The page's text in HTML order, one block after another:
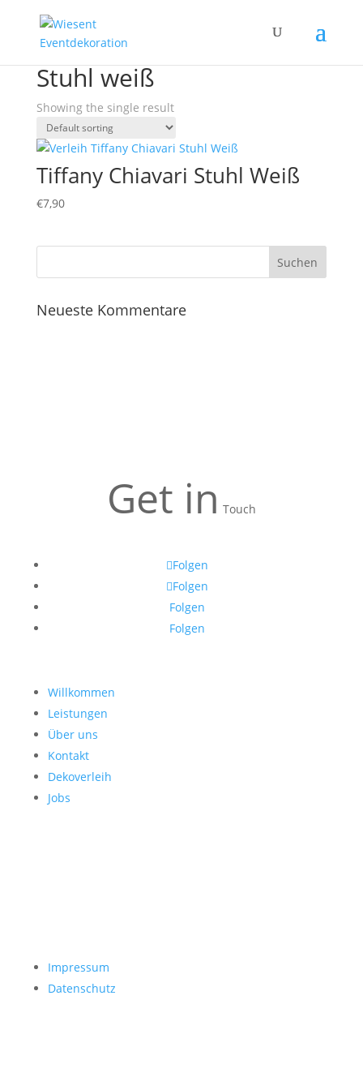
Stuhl weiß
Showing the single result
Tiffany Chiavari Stuhl Weiß
€7,90
Neueste Kommentare
Get in Touch
Folgen
Folgen
Folgen
Folgen
Willkommen
Leistungen
Über uns
Kontakt
Dekoverleih
Jobs
Impressum
Datenschutz